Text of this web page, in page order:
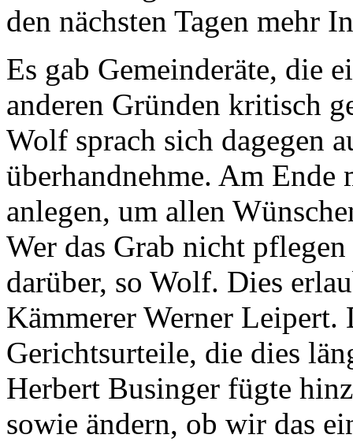
den nächsten Tagen mehr
Es gab Gemeinderäte, die
anderen Gründen kritisch
Wolf sprach sich dagegen
überhandnehme. Am Ende
anlegen, um allen
Wer das Grab nicht
darüber, so Wolf. Dies
Kämmerer Werner Leipert.
Gerichtsurteile, die dies
Herbert Businger fügte
sowie ändern, ob wir das